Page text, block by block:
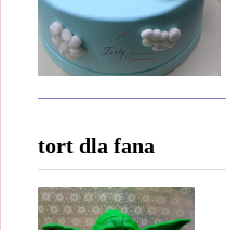
tort dla fana